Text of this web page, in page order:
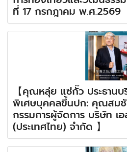
ที่ 17 กรกฎาคม พ.ศ.2569
【คุณหลุ่ย แซ่กั๊ว ประธาน
พิเศษบุคคลขึ้นปก: คุณสม
กรรมการผู้จัดการ บริษัท เ
(ประเทศไทย) จำกัด 】